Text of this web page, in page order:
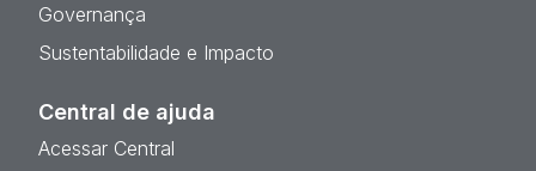
Governança
Sustentabilidade e Impacto
Central de ajuda
Acessar Central